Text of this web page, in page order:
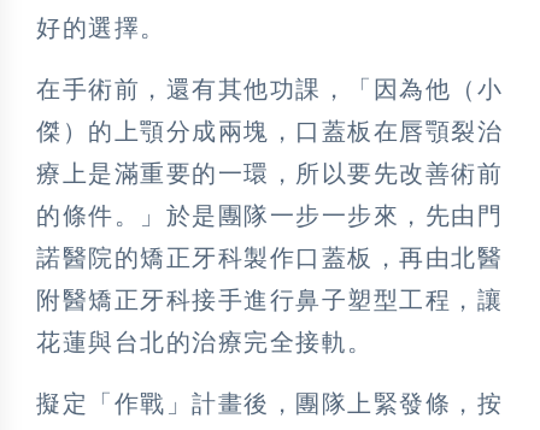
好的選擇。
在手術前，還有其他功課，「因為他（小
傑）的上顎分成兩塊，口蓋板在唇顎裂治
療上是滿重要的一環，所以要先改善術前
的條件。」於是團隊一步一步來，先由門
諾醫院的矯正牙科製作口蓋板，再由北醫
附醫矯正牙科接手進行鼻子塑型工程，讓
花蓮與台北的治療完全接軌。
擬定「作戰」計畫後，團隊上緊發條，按